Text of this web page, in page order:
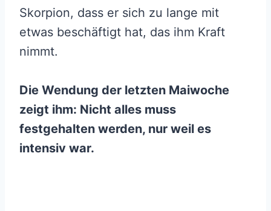
Skorpion, dass er sich zu lange mit
etwas beschäftigt hat, das ihm Kraft
nimmt.
Die Wendung der letzten Maiwoche
zeigt ihm: Nicht alles muss
festgehalten werden, nur weil es
intensiv war.